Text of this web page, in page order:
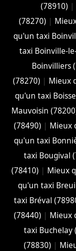
(78910) |
(78270) |
qu'un taxi
taxi Boinville-
Boinvilliers
(78270) | Mieux
qu'un taxi
Mauvoisin
(78490) | Mieux
qu'un taxi
taxi Bougival
(78410) | Mieux
qu'un taxi
taxi Bréval
(78440) | Mieux
taxi Buchelay
(78830) |